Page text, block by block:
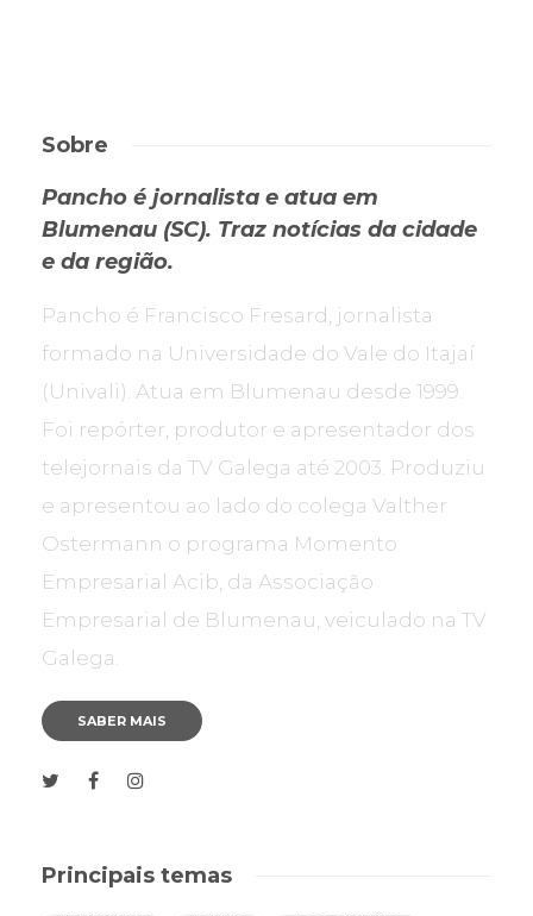
Sobre
Pancho é jornalista e atua em
Blumenau (SC). Traz notícias da cidade
e da região.
Pancho é Francisco Fresard, jornalista
formado na Universidade do Vale do Itajaí
(Univali). Atua em Blumenau desde 1999.
Foi repórter, produtor e apresentador dos
telejornais da TV Galega até 2003. Produziu
e apresentou ao lado do colega Valther
Ostermann o programa Momento
Empresarial Acib, da Associação
Empresarial de Blumenau, veiculado na TV
Galega.
SABER MAIS
Principais temas